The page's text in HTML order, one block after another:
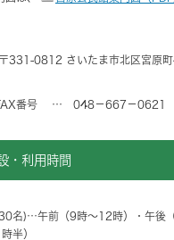
0812 さいたま市北区宮原
FAX番号 … 048－667－0621
・利用時間
30名)…午前（9時～12時）・午後
半）